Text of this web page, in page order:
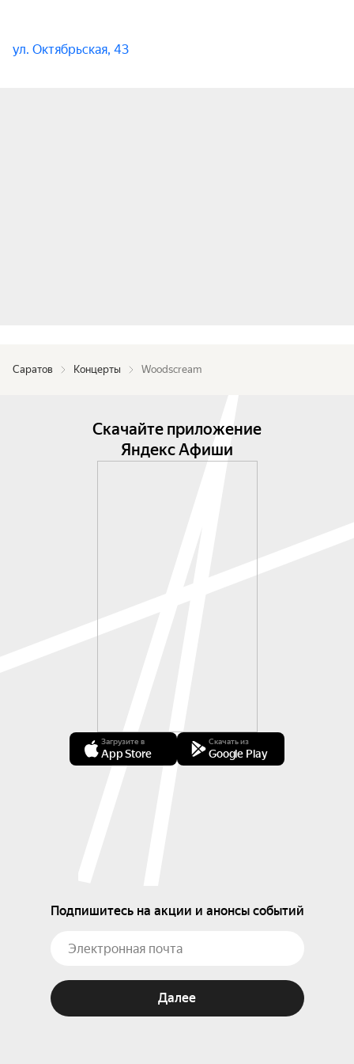
ул. Октябрьская, 43
Саратов Концерты Woodscream
Скачайте приложение
Яндекс Афиши
Загрузите в
App Store
Скачать из
Google Play
Подпишитесь на акции и анонсы событий
Далее